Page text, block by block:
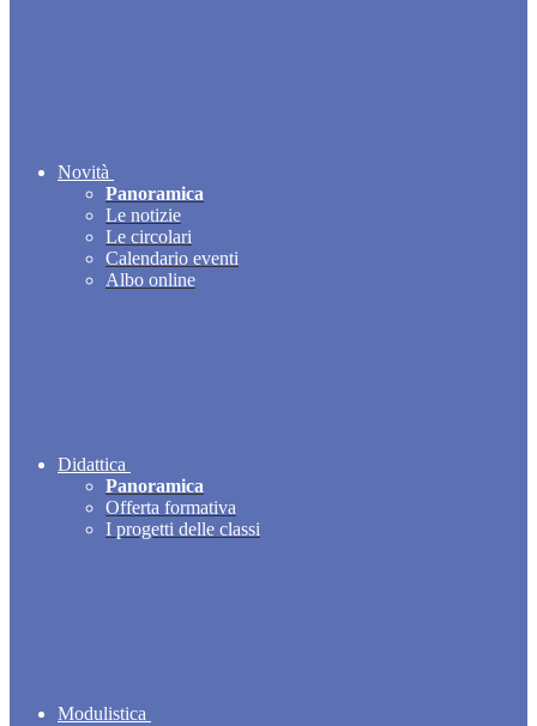
Novità
Panoramica
Le notizie
Le circolari
Calendario eventi
Albo online
Didattica
Panoramica
Offerta formativa
I progetti delle classi
Modulistica